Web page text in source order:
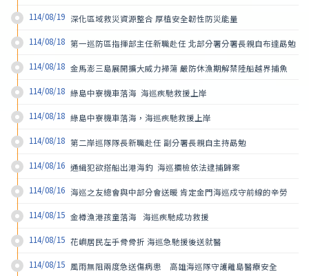
114/08/19 深化區域救災資源整合 厚植安全韌性防災能量
114/08/18 第一巡防區指揮部主任新職赴任 北部分署分署長親自布達勗勉
114/08/18 金馬澎三島展開擴大威力掃蕩 嚴防休漁期解禁陸船越界捕魚
114/08/18 綠島中寮機車落海  海巡疾馳救援上岸
114/08/18 綠島中寮機車落海，海巡疾馳救援上岸
114/08/18 第二岸巡隊隊長新職赴任 副分署長親自主持勗勉
114/08/16 通緝犯欲搭船出港海釣  海巡攔檢依法逮捕歸案
114/08/16 海巡之友總會與中部分會送暖 肯定金門海巡戍守前線的辛勞
114/08/15 金樽漁港孩童落海   海巡疾馳成功救援
114/08/15 花嶼居民左手骨骨折 海巡急馳援後送就醫
114/08/15 風雨無阻兩度急送傷病患　高雄海巡隊守護離島醫療安全